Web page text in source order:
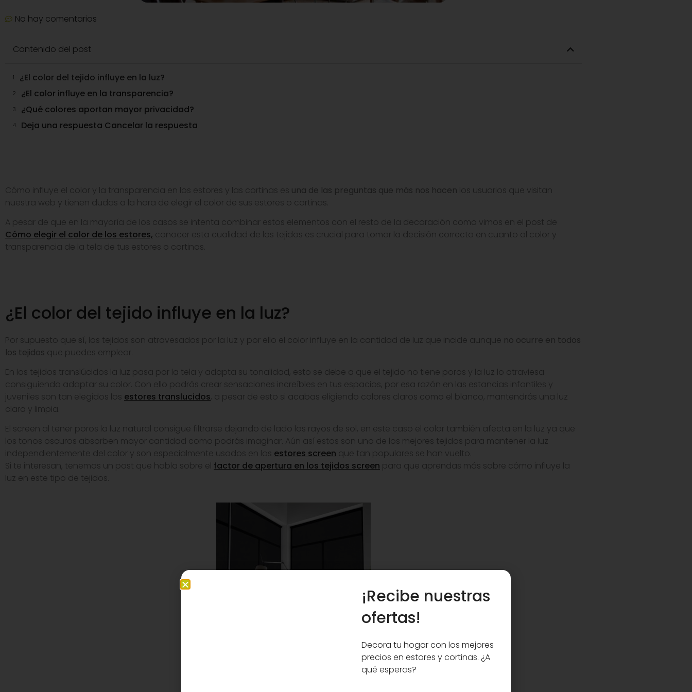
No hay comentarios
Contenido del post
¿El color del tejido influye en la luz?
¿El color influye en la transparencia?
¿Qué colores aportan mayor privacidad?
Deja una respuesta Cancelar la respuesta
Cómo influye el color y la transparencia en los estores y las cortinas es una de las preguntas que más nos hacen los usuarios que visitan
nuestra web y tienen dudas a la hora de elegir el color de sus estores o cortinas.
A pesar de que en la mayoría de los casos se intenta combinar estos elementos con el resto de la decoración como vimos en el post de
Cómo elegir el color de los estores, conocer esta cualidad de los tejidos es crucial para tomar la decisión correcta en cuanto al color y
transparencia de la tela de tus estores o cortinas.
¿El color del tejido influye en la luz?
Por supuesto que sí, los tejidos son atravesados por la luz y por ello el color influye en la cantidad de luz que incide aunque no ocurre en todos
los tejidos que puedes emplear.
En los tejidos translúcidos la luz pasa por la tela y adapta su tonalidad, esto se debe a que el tejido no tiene poros y la luz lo atraviesa
consiguiendo adaptar su color. Con ello podrás crear sensaciones increíbles en tus espacios, por esa razón en las estancias infantiles y
juveniles son tan elegidos los estores translucidos, a pesar de esto si acabas eligiendo colores claros como el blanco, mantendrás una luz
clara y limpia.
El screen al tener poros la luz natural consigue filtrarse dejando de lado los rayos de sol, en este caso el color también afecta en la luz ya que
los tonos oscuros absorben mayor cantidad como podrás imaginar. Aún así estos son uno de los mejores tejidos para mantener la luz
independientemente del color y son especialmente usados en los estores screen que tan populares se han vuelto.
Si te interesan, tenemos un post que habla sobre el factor de apertura en los tejidos screen para que aprendas más sobre cómo influye la
luz en este tipo de tejidos.
¡Recibe nuestras
ofertas!
Decora tu hogar con los mejores
precios en estores y cortinas. ¿A
qué esperas?